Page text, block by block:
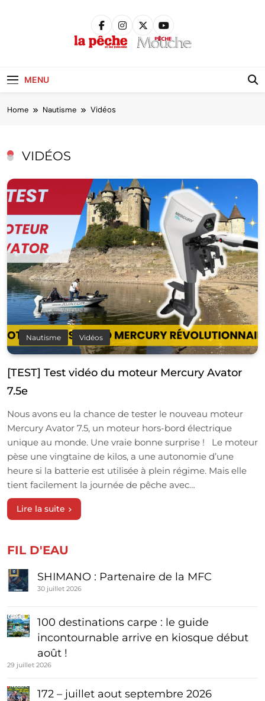
MENU
Home Nautisme Vidéos
VIDÉOS
Nautisme Vidéos
[TEST] Test vidéo du moteur Mercury Avator
7.5e
Nous avons eu la chance de tester le nouveau moteur
Mercury Avator 7.5, un moteur hors-bord électrique
unique au monde. Une vraie bonne surprise ! Le moteur
pèse une vingtaine de kilos, a une autonomie d’une
heure si la batterie est utilisée à plein régime. Mais elle
tient facilement la journée de pêche avec…
Lire la suite
FIL D'EAU
SHIMANO : Partenaire de la MFC
30 juillet 2026
100 destinations carpe : le guide
incontournable arrive en kiosque début
août !
29 juillet 2026
172 – juillet aout septembre 2026